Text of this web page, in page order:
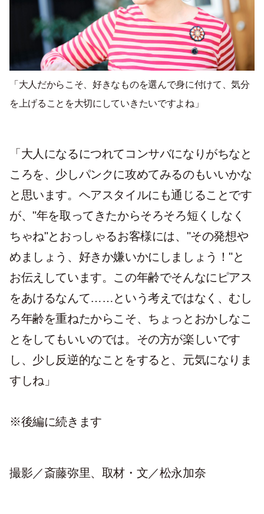
「大人だからこそ、好きなものを選んで身に付けて、気分
を上げることを大切にしていきたいですよね」
「大人になるにつれてコンサバになりがちなと
ころを、少しパンクに攻めてみるのもいいかな
と思います。ヘアスタイルにも通じることです
が、"年を取ってきたからそろそろ短くしなく
ちゃね"とおっしゃるお客様には、"その発想や
めましょう、好きか嫌いかにしましょう！"と
お伝えしています。この年齢でそんなにピアス
をあけるなんて……という考えではなく、むし
ろ年齢を重ねたからこそ、ちょっとおかしなこ
とをしてもいいのでは。その方が楽しいです
し、少し反逆的なことをすると、元気になりま
すしね」
※後編に続きます
撮影／斎藤弥里、取材・文／松永加奈